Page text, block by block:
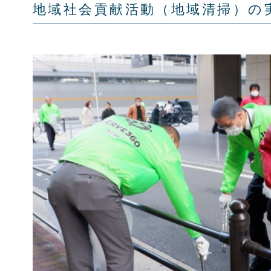
地域社会貢献活動（地域清掃）の